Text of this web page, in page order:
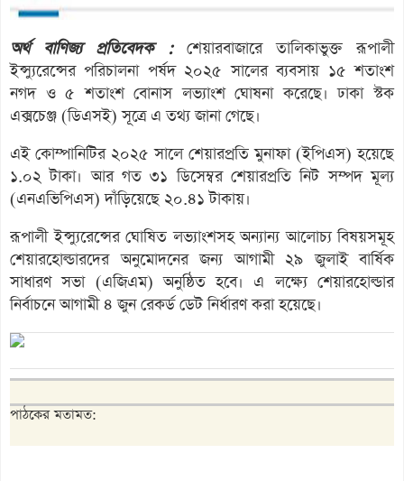
অর্থ বাণিজ্য প্রতিবেদক :শেয়ারবাজারে তালিকাভুক্ত রূপালী
ইন্স্যুরেন্সের পরিচালনা পর্ষদ ২০২৫ সালের ব্যবসায় ১৫ শতাংশ
নগদ ও ৫ শতাংশ বোনাস লভ্যাংশ ঘোষনা করেছে। ঢাকা স্টক
এক্সচেঞ্জ (ডিএসই) সূত্রে এ তথ্য জানা গেছে।
এই কোম্পানিটির ২০২৫ সালে শেয়ারপ্রতি মুনাফা (ইপিএস) হয়েছে
১.০২ টাকা। আর গত ৩১ ডিসেম্বর শেয়ারপ্রতি নিট সম্পদ মূল্য
(এনএভিপিএস) দাঁড়িয়েছে ২০.৪১ টাকায়।
রূপালী ইন্স্যুরেন্সের ঘোষিত লভ্যাংশসহ অন্যান্য আলোচ্য বিষয়সমূহ
শেয়ারহোল্ডারদের অনুমোদনের জন্য আগামী ২৯ জুলাই বার্ষিক
সাধারণ সভা (এজিএম) অনুষ্ঠিত হবে। এ লক্ষ্যে শেয়ারহোল্ডার
নির্বাচনে আগামী ৪ জুন রেকর্ড ডেট নির্ধারণ করা হয়েছে।
পাঠকের মতামত: